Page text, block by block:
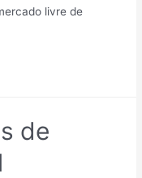
livre de
de